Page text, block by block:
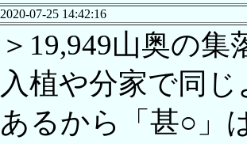
2020-07-25 14:42:16
＞19,949山奥の
入植や分家で同
あるから「甚○」